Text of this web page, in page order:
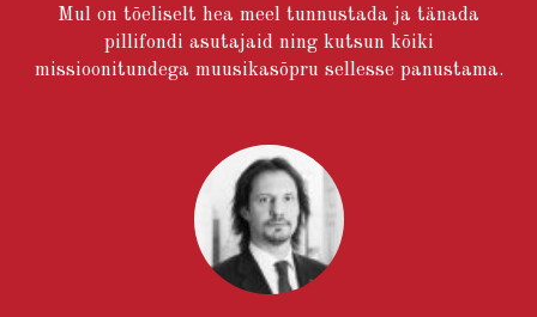
Mul on tõeliselt hea meel tunnustada ja tänada
pillifondi asutajaid ning kutsun kõiki
missioonitundega muusikasõpru sellesse panustama.